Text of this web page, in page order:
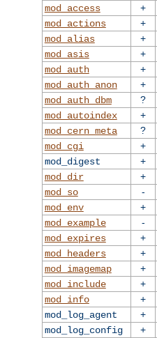
mod_access
+
mod_actions
+
mod_alias
+
mod_asis
+
mod_auth
+
mod_auth_anon
+
mod_auth_dbm
?
mod_autoindex
+
mod_cern_meta
?
mod_cgi
+
mod_digest
+
mod_dir
+
mod_so
-
mod_env
+
mod_example
-
mod_expires
+
mod_headers
+
mod_imagemap
+
mod_include
+
mod_info
+
mod_log_agent
+
mod_log_config
+